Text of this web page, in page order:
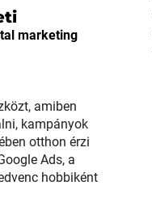
marketing
amiben
kampányok
otthon érzi
Ads, a
hobbiként